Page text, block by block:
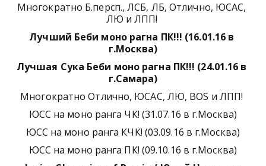
Многократно Б.персп., ЛСБ, ЛБ, Отлично, ЮСАС,
ЛЮ и ЛПП!
Лучший Беби моно рагна ПК!!! (16.01.16 в
г.Москва)
Лучшая Сука Беби моно рагна ПК!!! (24.01.16 в
г.Самара)
Многократно Отлично, ЮСАС, ЛЮ, ВOS и ЛПП!
ЮСС на моно ранга ЧК! (31.07.16 в г.Москва)
ЮСС на моно ранга КЧК! (03.09.16 в г.Москва)
ЮСС на моно ранга ПК! (09.10.16 в г.Москва)